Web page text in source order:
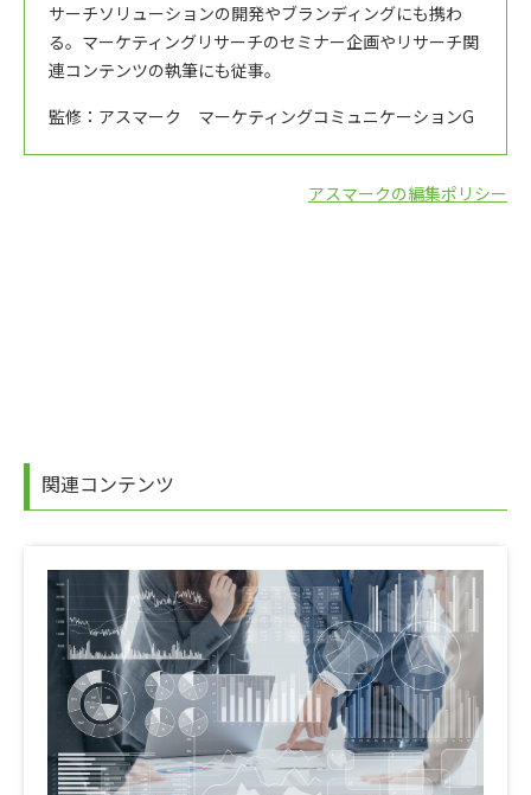
サーチソリューションの開発やブランディングにも携わ
る。マーケティングリサーチのセミナー企画やリサーチ関
連コンテンツの執筆にも従事。
監修：アスマーク マーケティングコミュニケーションG
アスマークの編集ポリシー
関連コンテンツ